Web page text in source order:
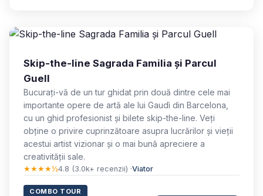
Skip-the-line Sagrada Familia și Parcul
Guell
Bucurați-vă de un tur ghidat prin două dintre cele mai
importante opere de artă ale lui Gaudì din Barcelona,
cu un ghid profesionist și bilete skip-the-line. Veți
obține o privire cuprinzătoare asupra lucrărilor și vieții
acestui artist vizionar și o mai bună apreciere a
creativității sale.
★★★★½4.8 (3.0k+ recenzii) ·Viator
COMBO TOUR